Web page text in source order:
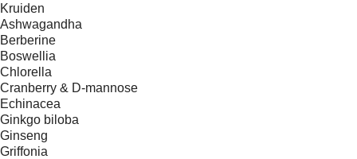
Kruiden
Ashwagandha
Berberine
Boswellia
Chlorella
Cranberry & D-mannose
Echinacea
Ginkgo biloba
Ginseng
Griffonia